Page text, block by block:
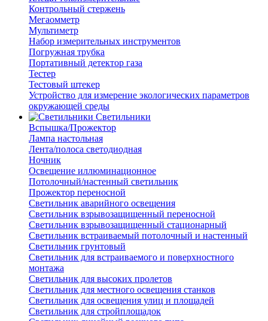
Контрольный стержень
Мегаомметр
Мультиметр
Набор измерительных инструментов
Погружная трубка
Портативный детектор газа
Тестер
Тестовый штекер
Устройство для измерение экологических параметров
окружающей среды
Светильники
Вспышка/Прожектор
Лампа настольная
Лента/полоса светодиодная
Ночник
Освещение иллюминационное
Потолочный/настенный светильник
Прожектор переносной
Светильник аварийного освещения
Светильник взрывозащищенный переносной
Светильник взрывозащищенный стационарный
Светильник встраиваемый потолочный и настенный
Светильник грунтовый
Светильник для встраиваемого и поверхностного
монтажа
Светильник для высоких пролетов
Светильник для местного освещения станков
Светильник для освещения улиц и площадей
Светильник для стройплощадок